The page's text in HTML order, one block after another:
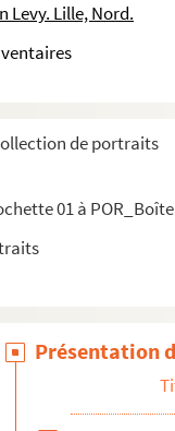
Levy. Lille, Nord.
de portraits
01 à
(Marquis de)
Ange
der)
(François)
Présentation